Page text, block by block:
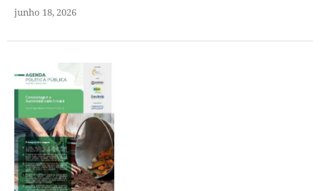
junho 18, 2026